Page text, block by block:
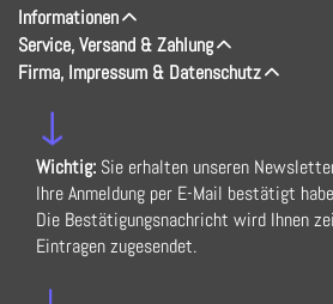
Informationen
Service, Versand & Zahlung
Firma, Impressum & Datenschutz
↓
Wichtig: Sie erhalten unseren
Ihre Anmeldung per E-Mail bestätigt
Die Bestätigungsnachricht wird Ihnen
Eintragen zugesendet.